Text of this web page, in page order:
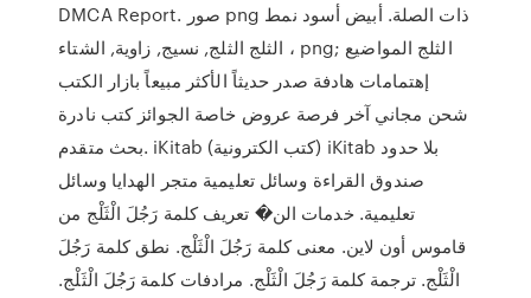
DMCA Report. صور png ذات الصلة. أبيض أسود نمط
، الثلج الثلج, نسيج, زاوية, الشتاء png; الثلج المواضيع
إهتمامات هادفة صدر حديثاً الأكثر مبيعاً بازار الكتب
شحن مجاني آخر فرصة عروض خاصة الجوائز كتب نادرة
بحث متقدم. iKitab (كتب الكترونية) iKitab بلا حدود
صندوق القراءة وسائل تعليمية متجر الهدايا وسائل
تعليمية. خدمات الن� تعريف كلمة رَجُلَ الْثَلْج من
قاموس أون لاين. معنى كلمة رَجُلَ الْثَلْج. نطق كلمة رَجُلَ
الْثَلْج. ترجمة كلمة رَجُلَ الْثَلْج. مرادفات كلمة رَجُلَ الْثَلْج.